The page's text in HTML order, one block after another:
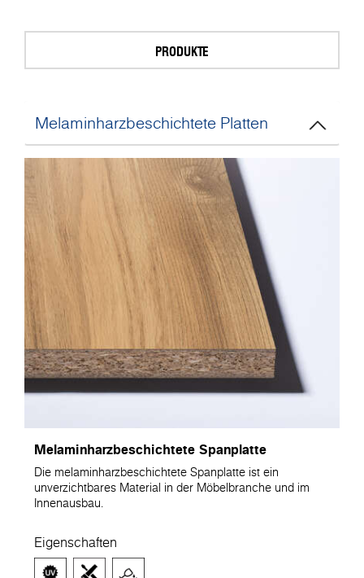
PRODUKTE
Melaminharzbeschichtete Platten
Melaminharzbeschichtete Spanplatte
Die melaminharzbeschichtete Spanplatte ist ein
unverzichtbares Material in der Möbelbranche und im
Innenausbau.
Eigenschaften